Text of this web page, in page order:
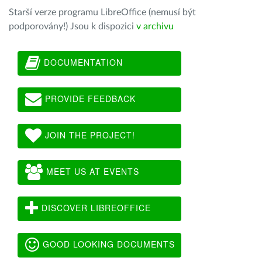
Starší verze programu LibreOffice (nemusí být
podporovány!) Jsou k dispozici v archivu
DOCUMENTATION
PROVIDE FEEDBACK
JOIN THE PROJECT!
MEET US AT EVENTS
DISCOVER LIBREOFFICE
GOOD LOOKING DOCUMENTS